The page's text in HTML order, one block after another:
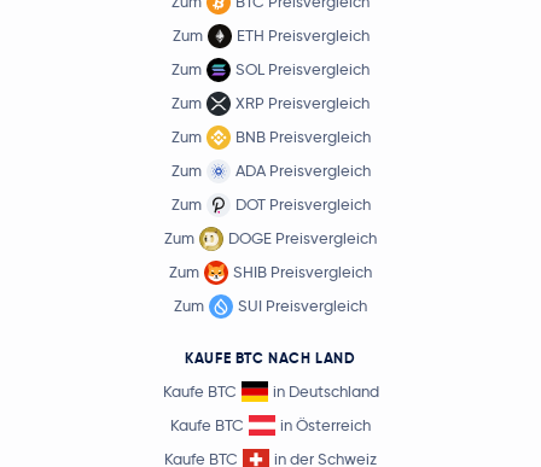
Zum
ETH Preisvergleich
Zum
SOL Preisvergleich
Zum
XRP Preisvergleich
Zum
BNB Preisvergleich
Zum
ADA Preisvergleich
Zum
DOT Preisvergleich
Zum
DOGE Preisvergleich
Zum
SHIB Preisvergleich
Zum
SUI Preisvergleich
KAUFE BTC NACH LAND
Kaufe BTC
in Deutschland
Kaufe BTC
in Österreich
Kaufe BTC
in der Schweiz